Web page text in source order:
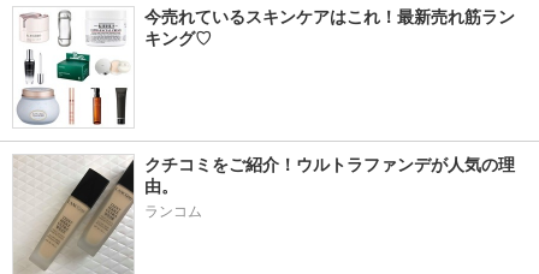
今売れているスキンケアはこれ！最新売れ筋ラン
キング♡
クチコミをご紹介！ウルトラファンデが人気の理
由。
ランコム